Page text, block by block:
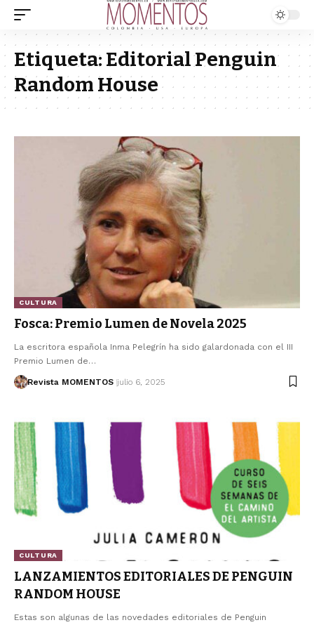
Etiqueta: Editorial Penguin
Random House
CULTURA
Fosca: Premio Lumen de Novela 2025
La escritora española Inma Pelegrín ha sido galardonada con el III
Premio Lumen de…
Revista MOMENTOS julio 6, 2025
CULTURA
LANZAMIENTOS EDITORIALES DE PENGUIN
RANDOM HOUSE
Estas son algunas de las novedades editoriales de Penguin